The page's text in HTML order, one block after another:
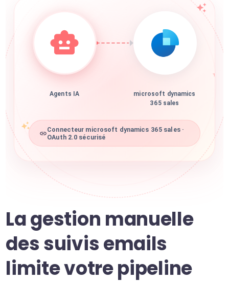
Agents IA
microsoft dynamics
365 sales
Connecteur microsoft dynamics 365 sales ·
OAuth 2.0 sécurisé
La gestion manuelle
des suivis emails
limite votre pipeline